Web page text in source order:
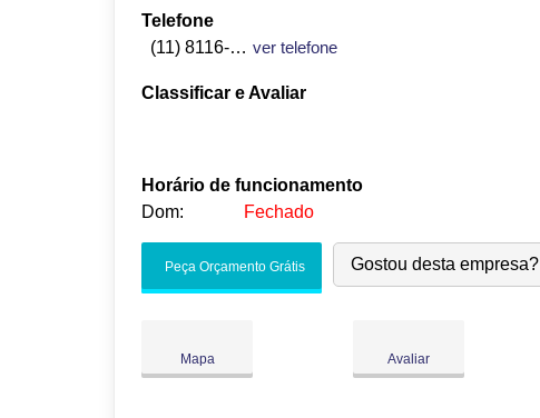
Telefone
(11) 8116-2506
ver telefone
Classificar e Avaliar
Horário de funcionamento
Dom:
Fechado
Sex:
Peça Orçamento Grátis Gostou desta empresa?
Mapa Avaliar